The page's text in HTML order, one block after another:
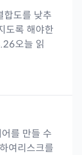
합도를 낮추
도록 해야한
오늘 읽
를 만들 수
여리스크를